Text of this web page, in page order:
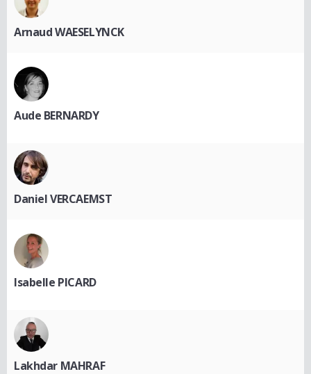
Arnaud WAESELYNCK
Aude BERNARDY
Daniel VERCAEMST
Isabelle PICARD
Lakhdar MAHRAF